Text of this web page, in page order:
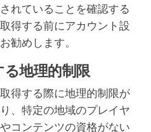
れていることを確認する
得する前にアカウント設
勧めします。
地理的制限
得する際に地理的制限が
、特定の地域のプレイヤ
コンテンツの資格がない